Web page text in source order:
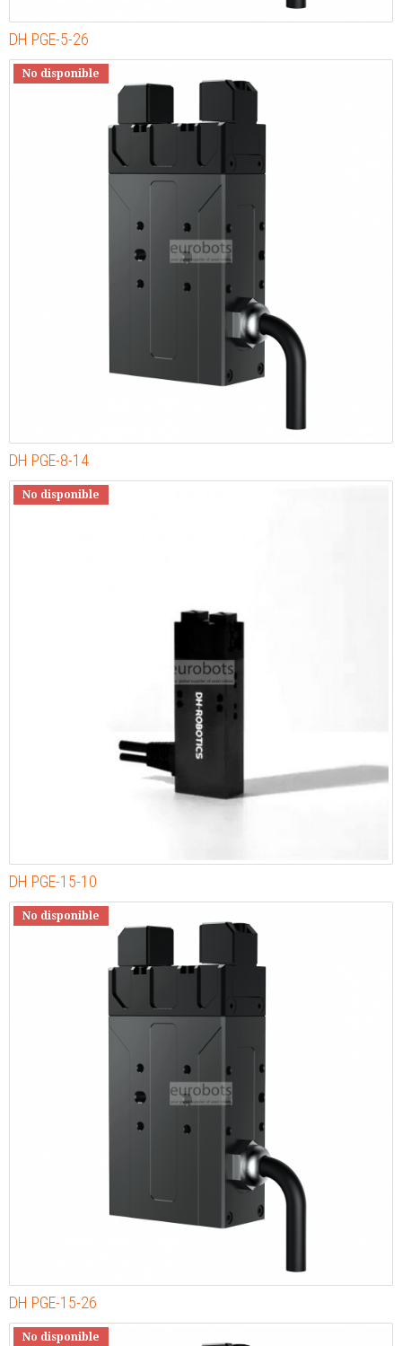
DH PGE-5-26
No disponible
DH PGE-8-14
No disponible
DH PGE-15-10
No disponible
DH PGE-15-26
No disponible